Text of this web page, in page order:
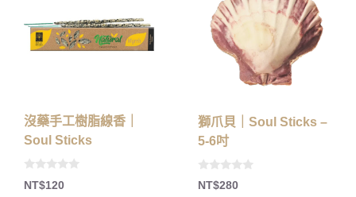
沒藥手工樹脂線香｜
Soul Sticks
0
oNT$120
獅爪貝｜Soul Sticks –
5-6吋
0
oNT$280